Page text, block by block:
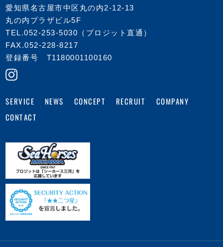
愛知県名古屋市中区丸の内2-12-13
丸の内プラザビル5F
TEL.052-253-5030 （プロジット直通）
FAX.052-228-8217
登録番号 T1180001100160
SERVICE NEWS CONCEPT RECRUIT COMPANY
CONTACT